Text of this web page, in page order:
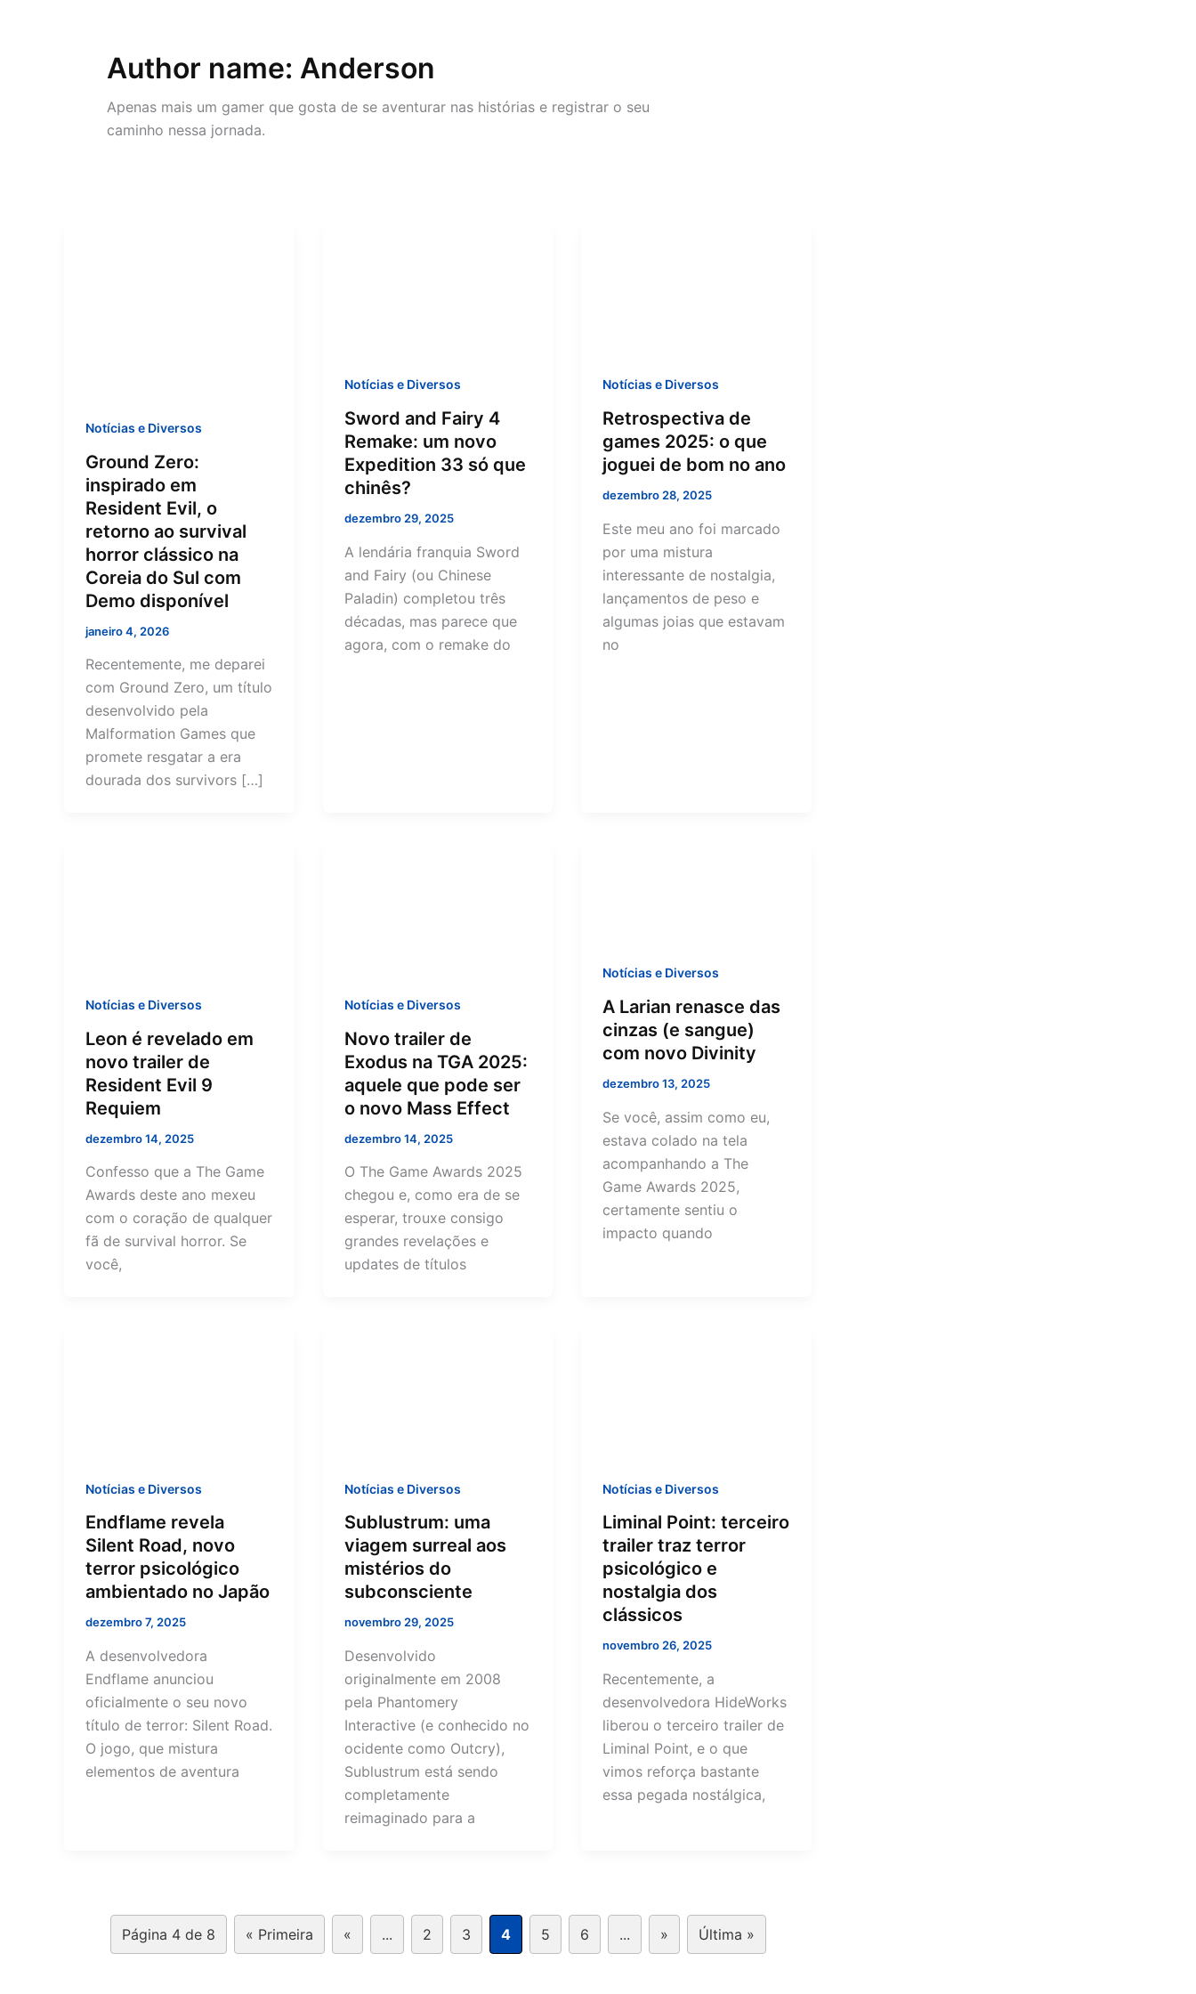
Author name: Anderson
Apenas mais um gamer que gosta de se aventurar nas histórias e registrar o seu
caminho nessa jornada.
Notícias e Diversos
Ground Zero:
inspirado em
Resident Evil, o
retorno ao survival
horror clássico na
Coreia do Sul com
Demo disponível
janeiro 4, 2026
Recentemente, me deparei
com Ground Zero, um título
desenvolvido pela
Malformation Games que
promete resgatar a era
dourada dos survivors […]
Notícias e Diversos
Sword and Fairy 4
Remake: um novo
Expedition 33 só que
chinês?
dezembro 29, 2025
A lendária franquia Sword
and Fairy (ou Chinese
Paladin) completou três
décadas, mas parece que
agora, com o remake do
Notícias e Diversos
Retrospectiva de
games 2025: o que
joguei de bom no ano
dezembro 28, 2025
Este meu ano foi marcado
por uma mistura
interessante de nostalgia,
lançamentos de peso e
algumas joias que estavam
no
Notícias e Diversos
Leon é revelado em
novo trailer de
Resident Evil 9
Requiem
dezembro 14, 2025
Confesso que a The Game
Awards deste ano mexeu
com o coração de qualquer
fã de survival horror. Se
você,
Notícias e Diversos
Novo trailer de
Exodus na TGA 2025:
aquele que pode ser
o novo Mass Effect
dezembro 14, 2025
O The Game Awards 2025
chegou e, como era de se
esperar, trouxe consigo
grandes revelações e
updates de títulos
Notícias e Diversos
A Larian renasce das
cinzas (e sangue)
com novo Divinity
dezembro 13, 2025
Se você, assim como eu,
estava colado na tela
acompanhando a The
Game Awards 2025,
certamente sentiu o
impacto quando
Notícias e Diversos
Endflame revela
Silent Road, novo
terror psicológico
ambientado no Japão
dezembro 7, 2025
A desenvolvedora
Endflame anunciou
oficialmente o seu novo
título de terror: Silent Road.
O jogo, que mistura
elementos de aventura
Notícias e Diversos
Sublustrum: uma
viagem surreal aos
mistérios do
subconsciente
novembro 29, 2025
Desenvolvido
originalmente em 2008
pela Phantomery
Interactive (e conhecido no
ocidente como Outcry),
Sublustrum está sendo
completamente
reimaginado para a
Notícias e Diversos
Liminal Point: terceiro
trailer traz terror
psicológico e
nostalgia dos
clássicos
novembro 26, 2025
Recentemente, a
desenvolvedora HideWorks
liberou o terceiro trailer de
Liminal Point, e o que
vimos reforça bastante
essa pegada nostálgica,
Página 4 de 8 « Primeira « ... 2 3 4 5 6 ... » Última »